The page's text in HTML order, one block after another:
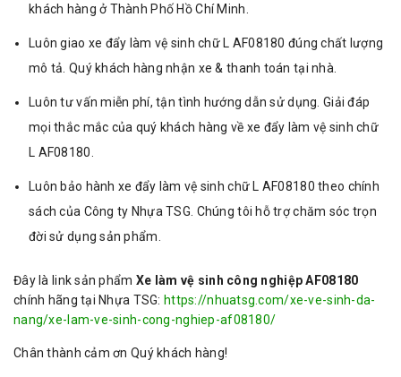
khách hàng ở Thành Phố Hồ Chí Minh.
Luôn giao xe đẩy làm vệ sinh chữ L AF08180 đúng chất lượng
mô tả. Quý khách hàng nhận xe & thanh toán tại nhà.
Luôn tư vấn miễn phí, tận tình hướng dẫn sử dụng. Giải đáp
mọi thắc mắc của quý khách hàng về xe đẩy làm vệ sinh chữ
L AF08180.
Luôn bảo hành xe đẩy làm vệ sinh chữ L AF08180 theo chính
sách của Công ty Nhựa TSG. Chúng tôi hỗ trợ chăm sóc trọn
đời sử dụng sản phẩm.
Đây là link sản phẩm Xe làm vệ sinh công nghiệp AF08180
chính hãng tại Nhựa TSG: https://nhuatsg.com/xe-ve-sinh-da-
nang/xe-lam-ve-sinh-cong-nghiep-af08180/
Chân thành cảm ơn Quý khách hàng!